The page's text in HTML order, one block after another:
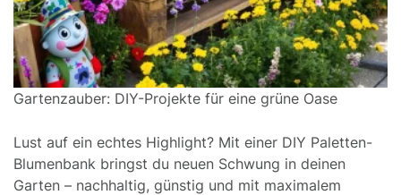
Gartenzauber: DIY-Projekte für eine grüne Oase
Lust auf ein echtes Highlight? Mit einer DIY Paletten-
Blumenbank bringst du neuen Schwung in deinen
Garten – nachhaltig, günstig und mit maximalem